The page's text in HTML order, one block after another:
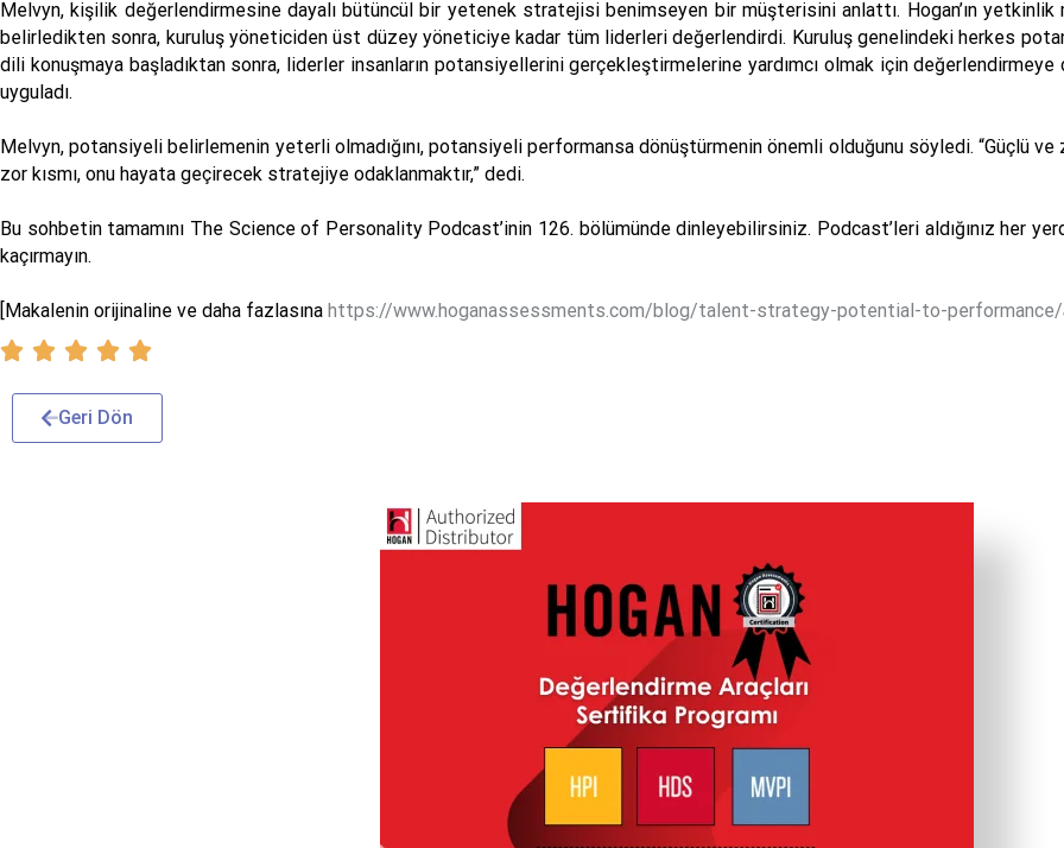
Melvyn, kişilik değerlendirmesine dayalı bütüncül bir yetenek stratejisi benimseyen bir müşterisini anlattı. Hogan’ın
belirledikten sonra, kuruluş yöneticiden üst düzey yöneticiye kadar tüm liderleri değerlendirdi. Kuruluş genelindeki herkes
dili konuşmaya başladıktan sonra, liderler insanların potansiyellerini gerçekleştirmelerine yardımcı olmak için değerlendirmeye
uyguladı.
Melvyn, potansiyeli belirlemenin yeterli olmadığını, potansiyeli performansa dönüştürmenin önemli olduğunu söyledi. “Güçlü ve
zor kısmı, onu hayata geçirecek stratejiye odaklanmaktır,” dedi.
Bu sohbetin tamamını The Science of Personality Podcast’inin 126. bölümünde dinleyebilirsiniz. Podcast’leri aldığınız her
kaçırmayın.
[Makalenin orijinaline ve daha fazlasına https://www.hoganassessments.com/blog/talent-strategy-potential-to-performance/
Geri Dön